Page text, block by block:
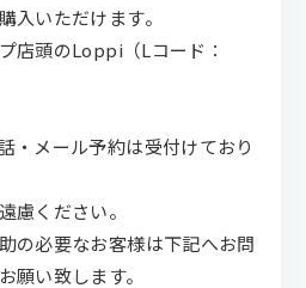
入いただけます。
店頭のLoppi（Lコード：
・メール予約は受付けており
慮ください。
の必要なお客様は下記へお問
願い致します。